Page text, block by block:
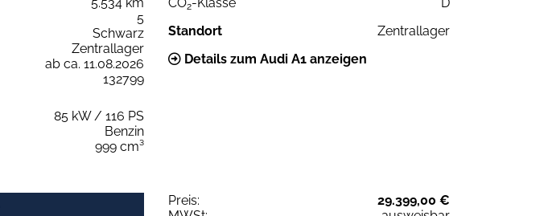
5
Schwarz
Zentrallager
ab ca. 11.08.2026
132799
85 kW / 116 PS
Benzin
999 cm³
2
Standort
Zentrallager
Details zum Audi A1 anzeigen
Preis:
29.399,00 €